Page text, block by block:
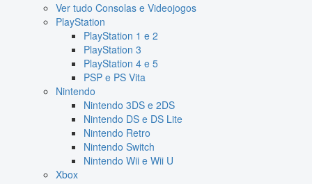
Ver tudo Consolas e Videojogos
PlayStation
PlayStation 1 e 2
PlayStation 3
PlayStation 4 e 5
PSP e PS Vita
Nintendo
Nintendo 3DS e 2DS
Nintendo DS e DS Lite
Nintendo Retro
Nintendo Switch
Nintendo Wii e Wii U
Xbox